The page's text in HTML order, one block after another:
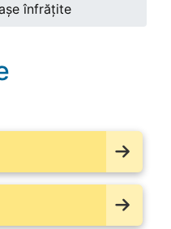
înfrățite